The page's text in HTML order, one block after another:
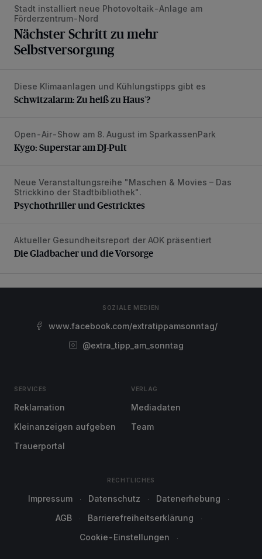
Stadt installiert neue Photovoltaik-Anlage am
Förderzentrum-Nord
Nächster Schritt zu mehr
Selbstversorgung
Schwitzalarm: Zu heiß zu Haus’?
Diese Klimaanlagen und Kühlungstipps gibt es
Schwitzalarm: Zu heiß zu Haus’?
Kygo: Superstar am DJ-Pult
Open-Air-Show am 8. August im SparkassenPark
Kygo: Superstar am DJ-Pult
Psychothriller und Gestricktes
Neue Veranstaltungsreihe "Maschen & Movies – Das
Strickkino der Stadtbibliothek".
Psychothriller und Gestricktes
Die Gladbacher und die Vorsorge
Aktueller Gesundheitsreport der AOK präsentiert
Die Gladbacher und die Vorsorge
SOZIALE MEDIEN
www.facebook.com/extratippamsonntag/
@extra_tipp_am_sonntag
SERVICES
Reklamation
Kleinanzeigen aufgeben
Trauerportal
VERLAG
Mediadaten
Team
RECHTLICHES
Impressum Datenschutz
Datenerhebung
AGB
Barrierefreiheitserklärung
Cookie-Einstellungen